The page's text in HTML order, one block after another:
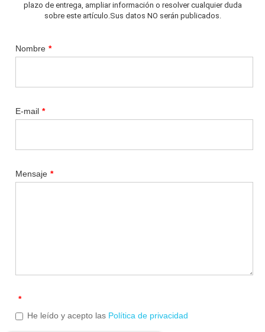
plazo de entrega, ampliar información o resolver cualquier duda
sobre este artículo.Sus datos NO serán publicados.
Nombre *
E-mail *
Mensaje *
*
He leído y acepto las Política de privacidad